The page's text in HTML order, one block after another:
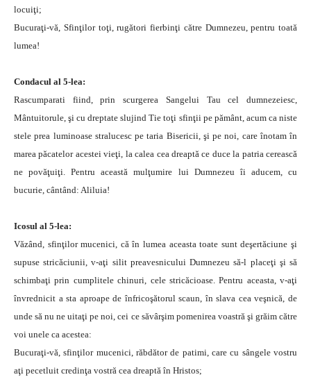
locuiţi;
Bucuraţi-vă, Sfinţilor toţi, rugători fierbinţi către Dumnezeu, pentru toată
lumea!
Condacul al 5-lea:
Rascumparati fiind, prin scurgerea Sangelui Tau cel dumnezeiesc,
Mântuitorule, şi cu dreptate slujind Tie toţi sfinţii pe pământ, acum ca niste
stele prea luminoase stralucesc pe taria Bisericii, şi pe noi, care înotam în
marea păcatelor acestei vieţi, la calea cea dreaptă ce duce la patria cerească
ne povăţuiţi. Pentru această mulţumire lui Dumnezeu îi aducem, cu
bucurie, cântând: Aliluia!
Icosul al 5-lea:
Văzând, sfinţilor mucenici, că în lumea aceasta toate sunt deşertăciune şi
supuse stricăciunii, v-aţi silit preavesnicului Dumnezeu să-l placeţi şi să
schimbaţi prin cumplitele chinuri, cele stricăcioase. Pentru aceasta, v-aţi
învrednicit a sta aproape de înfricoşătorul scaun, în slava cea veşnică, de
unde să nu ne uitaţi pe noi, cei ce săvârşim pomenirea voastră şi grăim către
voi unele ca acestea:
Bucuraţi-vă, sfinţilor mucenici, răbdător de patimi, care cu sângele vostru
aţi pecetluit credinţa vostră cea dreaptă în Hristos;